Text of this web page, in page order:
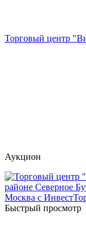
Торговый центр
Аукцион
Быстрый просмотр